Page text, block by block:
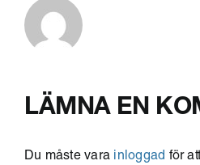
LÄMNA EN
Du måste vara inloggad för